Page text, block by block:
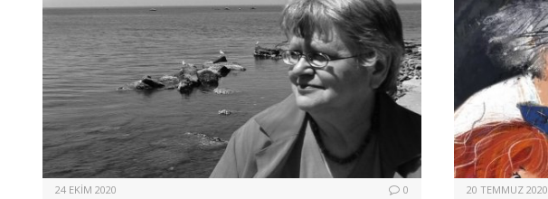
24 EKIM 2020 0 20 TEMMUZ 2020